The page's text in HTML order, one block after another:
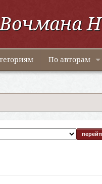
По авторам